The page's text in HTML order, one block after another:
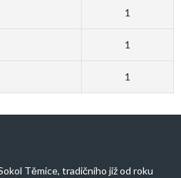
1
1
1
Těmice, tradičního již od roku